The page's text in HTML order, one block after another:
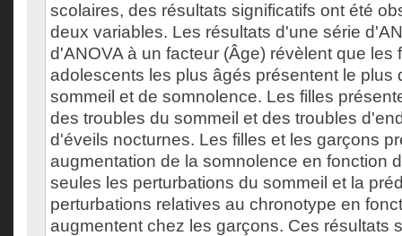
scolaires, des résultats significatifs ont été
deux variables. Les résultats d'une série
d'ANOVA à un facteur (Âge) révèlent que les
adolescents les plus âgés présentent le plus
sommeil et de somnolence. Les filles
des troubles du sommeil et des troubles
d'éveils nocturnes. Les filles et les garçons
augmentation de la somnolence en fonction
seules les perturbations du sommeil et la
perturbations relatives au chronotype en
augmentent chez les garçons. Ces résultats